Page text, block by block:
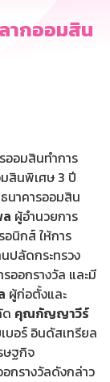
ากออมสิน
ออมสินทำการ
สินพิเศษ 3 ปี
นาคารออมสิน
ผู้อำนวยการ
อนิกส์ ให้การ
ปลัดกระทรวง
ออกรางวัล และมี
ผู้ก่อตั้งและ
ด คุณกัญญาวีร์
บอร์ อินดัสเทรียล
ษฐกิจ
กรางวัลดังกล่าว